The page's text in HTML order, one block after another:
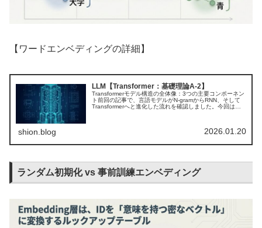
【ワードエンベディングの詳細】
LLM【Transformer：基礎理論A-2】
Transformerモデル構造の全体像：3つの主要コンポーネン
ト前回の記事で、言語モデルがN-gramからRNN、そして
Transformerへと進化した流れを確認しました。今回は、
shion.blog 2026.01.20
ランダム初期化 vs 事前訓練エンベディング